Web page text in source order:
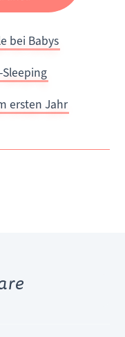
bei Babys
ersten Jahr